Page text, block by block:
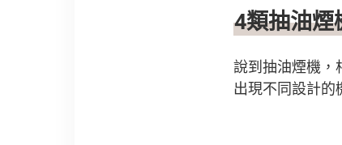
4類抽油煙
說到抽油煙機，
出現不同設計的